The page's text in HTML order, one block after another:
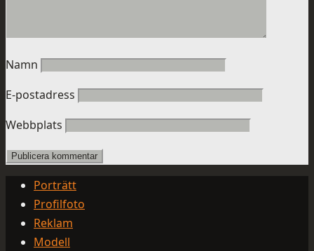
Namn
E-postadress
Webbplats
Porträtt
Profilfoto
Reklam
Modell